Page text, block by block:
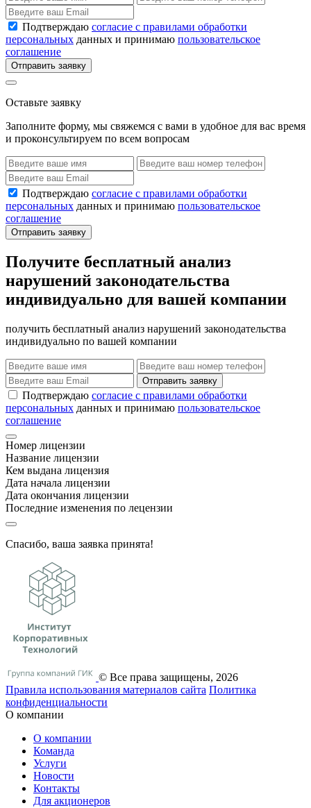
Подтверждаю согласие с правилами обработки
персональных данных и принимаю пользовательское
соглашение
Отправить заявку
Оставьте заявку
Заполните форму, мы свяжемся с вами в удобное для вас время
и проконсультируем по всем вопросам
Подтверждаю согласие с правилами обработки
персональных данных и принимаю пользовательское
соглашение
Отправить заявку
Получите бесплатный анализ
нарушений законодательства
индивидуально для вашей компании
получить бесплатный анализ нарушений законодательства
индивидуально по вашей компании
Отправить заявку
Подтверждаю согласие с правилами обработки
персональных данных и принимаю пользовательское
соглашение
Номер лицензии
Название лицензии
Кем выдана лицензия
Дата начала лицензии
Дата окончания лицензии
Последние изменения по лецензии
Спасибо, ваша заявка принята!
© Все права защищены, 2026
Правила использования материалов сайта Политика
конфиденциальности
О компании
О компании
Команда
Услуги
Новости
Контакты
Для акционеров